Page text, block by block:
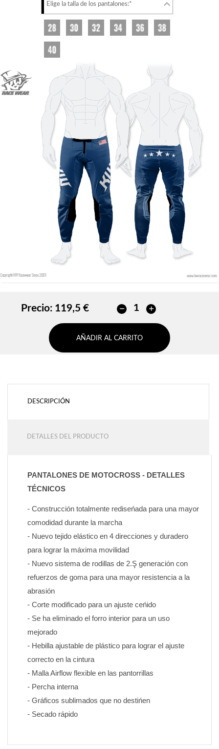
Elige la talla de los pantalones:*
Precio: 119,5 €
AÑADIR AL CARRITO
DESCRIPCIÓN
DETALLES DEL PRODUCTO
PANTALONES DE MOTOCROSS - DETALLES
TÉCNICOS
- Construcción totalmente rediseńada para una mayor
comodidad durante la marcha
- Nuevo tejido elástico en 4 direcciones y duradero
para lograr la máxima movilidad
- Nuevo sistema de rodillas de 2.Ş generación con
refuerzos de goma para una mayor resistencia a la
abrasión
- Corte modificado para un ajuste ceńido
- Se ha eliminado el forro interior para un uso
mejorado
- Hebilla ajustable de plástico para lograr el ajuste
correcto en la cintura
- Malla Airflow flexible en las pantorrillas
- Percha interna
- Gráficos sublimados que no destińen
- Secado rápido